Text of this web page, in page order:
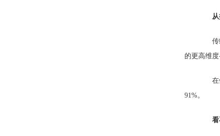
传统
的更高维
在保
91%。